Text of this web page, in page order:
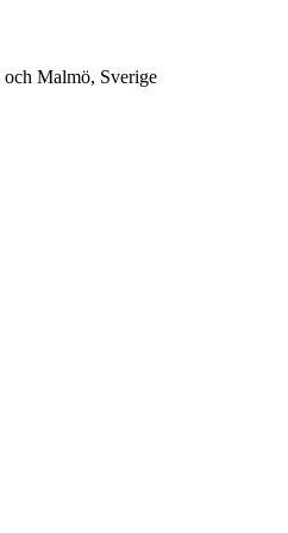
och Malmö, Sverige